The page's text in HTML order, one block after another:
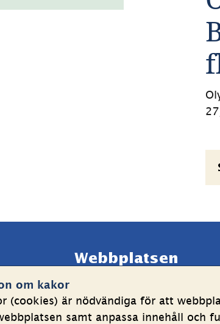
om kakor
(cookies) är nödvändiga för att
samt anpassa innehåll och
Webbplatsen
Behandling av